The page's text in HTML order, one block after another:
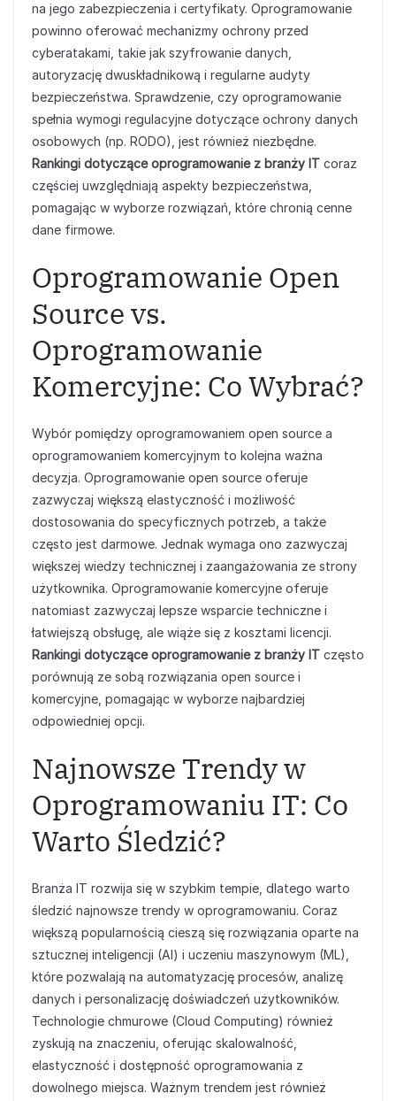
na jego zabezpieczenia i certyfikaty. Oprogramowanie
powinno oferować mechanizmy ochrony przed
cyberatakami, takie jak szyfrowanie danych,
autoryzację dwuskładnikową i regularne audyty
bezpieczeństwa. Sprawdzenie, czy oprogramowanie
spełnia wymogi regulacyjne dotyczące ochrony danych
osobowych (np. RODO), jest również niezbędne.
Rankingi dotyczące oprogramowanie z branży IT coraz
częściej uwzględniają aspekty bezpieczeństwa,
pomagając w wyborze rozwiązań, które chronią cenne
dane firmowe.
Oprogramowanie Open
Source vs.
Oprogramowanie
Komercyjne: Co Wybrać?
Wybór pomiędzy oprogramowaniem open source a
oprogramowaniem komercyjnym to kolejna ważna
decyzja. Oprogramowanie open source oferuje
zazwyczaj większą elastyczność i możliwość
dostosowania do specyficznych potrzeb, a także
często jest darmowe. Jednak wymaga ono zazwyczaj
większej wiedzy technicznej i zaangażowania ze strony
użytkownika. Oprogramowanie komercyjne oferuje
natomiast zazwyczaj lepsze wsparcie techniczne i
łatwiejszą obsługę, ale wiąże się z kosztami licencji.
Rankingi dotyczące oprogramowanie z branży IT często
porównują ze sobą rozwiązania open source i
komercyjne, pomagając w wyborze najbardziej
odpowiedniej opcji.
Najnowsze Trendy w
Oprogramowaniu IT: Co
Warto Śledzić?
Branża IT rozwija się w szybkim tempie, dlatego warto
śledzić najnowsze trendy w oprogramowaniu. Coraz
większą popularnością cieszą się rozwiązania oparte na
sztucznej inteligencji (AI) i uczeniu maszynowym (ML),
które pozwalają na automatyzację procesów, analizę
danych i personalizację doświadczeń użytkowników.
Technologie chmurowe (Cloud Computing) również
zyskują na znaczeniu, oferując skalowalność,
elastyczność i dostępność oprogramowania z
dowolnego miejsca. Ważnym trendem jest również